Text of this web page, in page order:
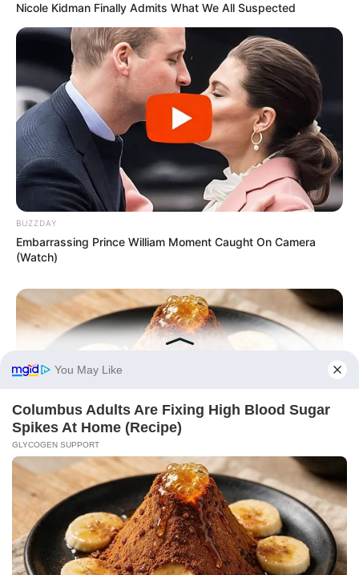
Nicole Kidman Finally Admits What We All Suspected
BUZZDAY
Embarrassing Prince William Moment Caught On Camera
(Watch)
GLYCOGEN SUPPORT
Columbus Adults Are Fixing High Blood Sugar Spikes At
Home (Recipe)